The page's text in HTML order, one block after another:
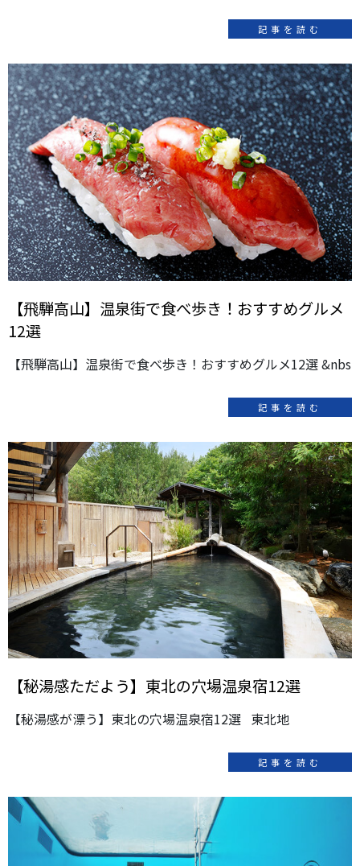
記事を読む
【飛騨高山】温泉街で食べ歩き！おすすめグルメ
12選
【飛騨高山】温泉街で食べ歩き！おすすめグルメ12選 &nbs
記事を読む
【秘湯感ただよう】東北の穴場温泉宿12選
【秘湯感が漂う】東北の穴場温泉宿12選 東北地
記事を読む